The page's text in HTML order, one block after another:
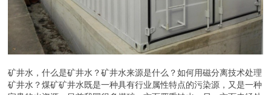
矿井水，什么是矿井水？矿井水来源是什么？如何用磁分离技术处理
矿井水？煤矿矿井水既是一种具有行业属性特点的污染源，又是一种